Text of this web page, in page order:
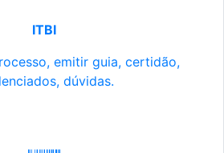
ITBI
emitir guia, certidão,
dúvidas.